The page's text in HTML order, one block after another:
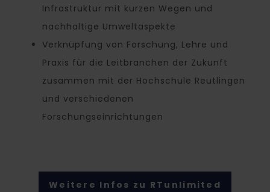
Infrastruktur mit kurzen Wegen und
nachhaltige Umweltaspekte
Verknüpfung von Forschung, Lehre und
Praxis für die Leitbranchen der Zukunft
zusammen mit der Hochschule Reutlingen
und verschiedenen
Forschungseinrichtungen
Weitere Infos zu RTunlimited